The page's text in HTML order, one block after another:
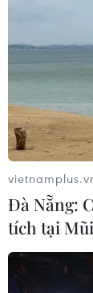
Theo dõi
TIN
Đà Nẵng:
tích tại